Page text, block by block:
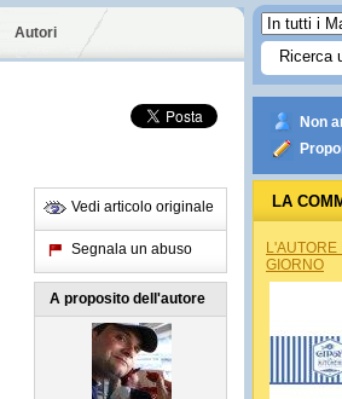
Autori
Vedi articolo originale
Segnala un abuso
A proposito dell'autore
Non
LA
L'AUTORE
GIORNO